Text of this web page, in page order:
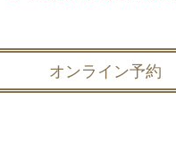
オンライン予約